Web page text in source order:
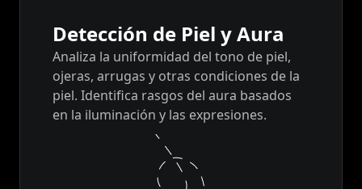
Detección de Piel y Aura
Analiza la uniformidad del tono de piel,
ojeras, arrugas y otras condiciones de la
piel. Identifica rasgos del aura basados
en la iluminación y las expresiones.